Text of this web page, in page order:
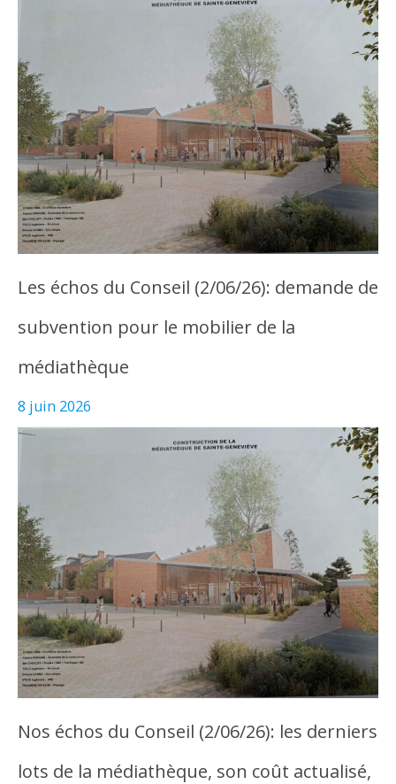
Les échos du Conseil (2/06/26): demande de
subvention pour le mobilier de la
médiathèque
8 juin 2026
Nos échos du Conseil (2/06/26): les derniers
lots de la médiathèque, son coût actualisé,